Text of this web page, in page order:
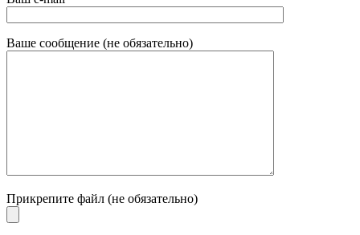
Ваше сообщение (не обязательно)
Прикрепите файл (не обязательно)